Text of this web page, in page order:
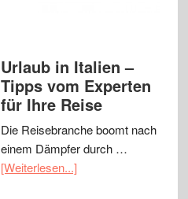
Urlaub in Italien –
Tipps vom Experten
für Ihre Reise
Die Reisebranche boomt nach
einem Dämpfer durch …
[Weiterlesen...]